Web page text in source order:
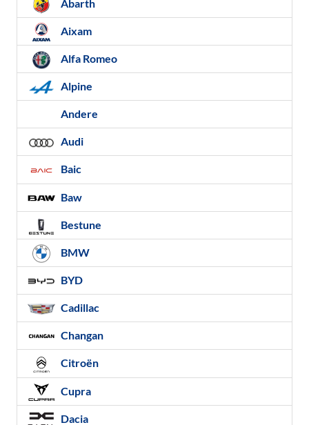
Abarth
Aixam
Alfa Romeo
Alpine
Andere
Audi
Baic
Baw
Bestune
BMW
BYD
Cadillac
Changan
Citroën
Cupra
Dacia